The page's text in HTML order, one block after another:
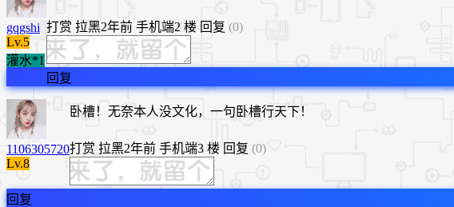
gqgshi
Lv.5
灌水*1
打赏 拉黑2年前 手机端2 楼 回复 (0)
回复
1106305720
Lv.8
卧槽！无奈本人没文化，一句卧槽行天下！
打赏 拉黑2年前 手机端3 楼 回复 (0)
回复